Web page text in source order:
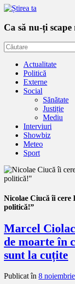
Ca să nu-ți
Actualitate
Politică
Externe
Social
Sănătate
Justiție
Mediu
Interviuri
Showbiz
Meteo
Sport
Nicolae Ciucă îi
politică!”
Marcel
de moarte în
sunt la cuțite
Publicat în 8